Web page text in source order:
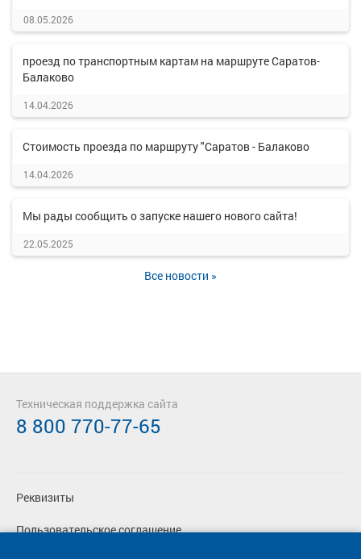
08.05.2026
проезд по транспортным картам на маршруте Саратов-
Балаково
14.04.2026
Стоимость проезда по маршруту "Саратов - Балаково
14.04.2026
Мы рады сообщить о запуске нашего нового сайта!
22.05.2025
Все новости »
Реквизиты
Пользовательское соглашение
Техническая поддержка сайта
8 800 770-77-65